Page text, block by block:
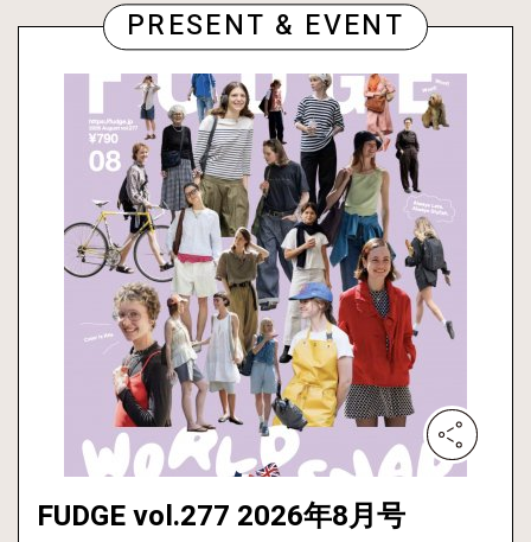
PRESENT & EVENT
FUDGE vol.277 2026年8月号